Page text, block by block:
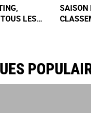
LES
SAISON